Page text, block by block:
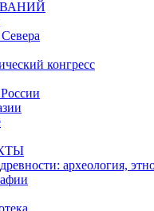
конгресс
археология,